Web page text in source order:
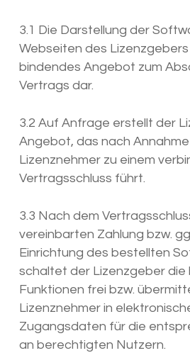
3.1 Die Darstellung der
Webseiten des
bindendes Angebot zum
Vertrags dar.
3.2 Auf Anfrage erstellt der
Angebot, das nach
Lizenznehmer zu einem
Vertragsschluss führt.
3.3 Nach dem
vereinbarten Zahlung bzw.
Einrichtung des bestellten
schaltet der Lizenzgeber die
Funktionen frei bzw.
Lizenznehmer in
Zugangsdaten für die
an berechtigten Nutzern.